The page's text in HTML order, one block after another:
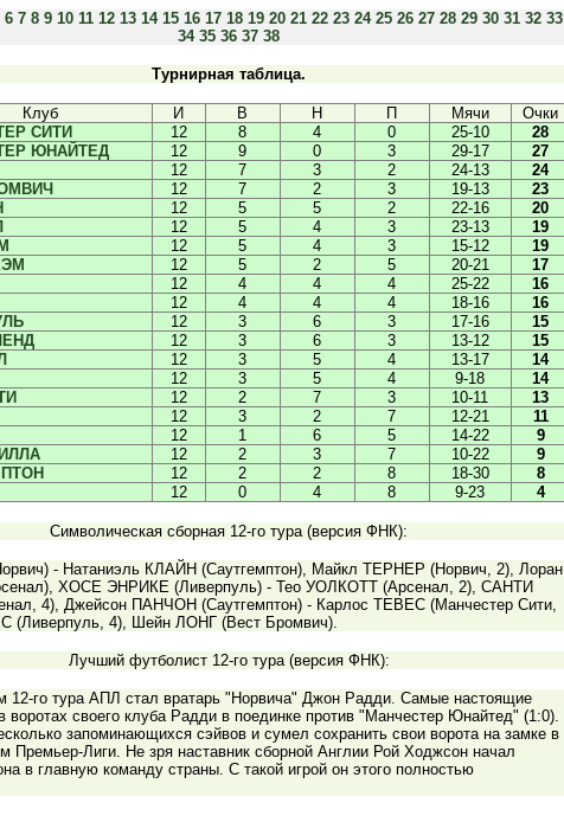
6 7 8 9 10 11 12 13 14 15 16 17 18 19 20 21 22 23 24 25 26 27 28 29 30 31 32 33
34 35 36 37 38
Турнирная таблица.
Клуб И В Н П Мячи
Очки
СИТИ 12 8 4 0 25-10
28
ЮНАЙТЕД 12 9 0 3 29-17
27
12 7 3 2 24-13
24
12 7 2 3 19-13
23
12 5 5 2 22-16
20
12 5 4 3 23-13
19
12 5 4 3 15-12
19
12 5 2 5 20-21
17
12 4 4 4 25-22
16
12 4 4 4 18-16
16
12 3 6 3 17-16
15
12 3 6 3 13-12
15
12 3 5 4 13-17
14
12 3 5 4 9-18
14
12 2 7 3 10-11
13
12 3 2 7 12-21
11
12 1 6 5 14-22
9
12 2 3 7 10-22
9
12 2 2 8 18-30
8
12 0 4 8 9-23 4
Символическая сборная 12-го тура (версия ФНК):
- Натаниэль КЛАЙН (Саутгемптон), Майкл ТЕРНЕР (Норвич, 2), Лоран
ХОСЕ ЭНРИКЕ (Ливерпуль) - Тео УОЛКОТТ (Арсенал, 2), САНТИ
4), Джейсон ПАНЧОН (Саутгемптон) - Карлос ТЕВЕС (Манчестер Сити,
(Ливерпуль, 4), Шейн ЛОНГ (Вест Бромвич).
Лучший футболист 12-го тура (версия ФНК):
12-го тура АПЛ стал вратарь "Норвича" Джон Радди. Самые настоящие
воротах своего клуба Радди в поединке против "Манчестер Юнайтед" (1:0).
запоминающихся сэйвов и сумел сохранить свои ворота на замке в
Премьер-Лиги. Не зря наставник сборной Англии Рой Ходжсон начал
в главную команду страны. С такой игрой он этого полностью